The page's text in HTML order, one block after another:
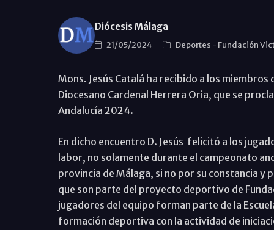
Diócesis Málaga
21/05/2024 Deportes - Fundación
Mons. Jesús Catalá ha recibido a los
Diocesano Cardenal Herrera Oria, que se
Andalucía 2024.
En dicho encuentro D. Jesús felicitó a los
labor, no solamente durante el campeonato
provincia de Málaga, si no por su constancia
que son parte del proyecto deportivo de
jugadores del equipo forman parte de la
formación deportiva con la actividad de